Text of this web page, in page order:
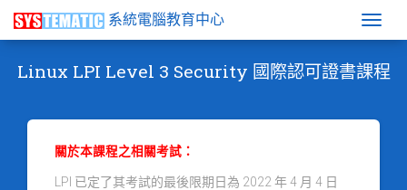
系統電腦教育中心
Linux LPI Level 3 Security 國際認可證書課程
關於本課程之相關考試：
LPI 已定了其考試的最後限期日為 2022 年 4 月 4 日